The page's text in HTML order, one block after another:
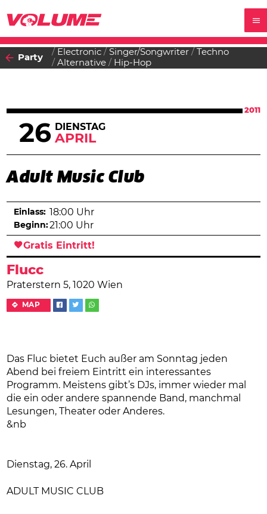
Party
Electronic Singer/Songwriter
Techno
Alternative
Hip-Hop
2011
26 DIENSTAG
APRIL
Adult Music Club
Flucc
Praterstern 5, 1020 Wien
MAP
Einlass: 18:00 Uhr
Beginn:21:00 Uhr
Gratis Eintritt!
Das Fluc bietet Euch außer am Sonntag jeden
Abend bei freiem Eintritt ein interessantes
Programm. Meistens gibt’s DJs, immer wieder mal
die ein oder andere spannende Band, manchmal
Lesungen, Theater oder Anderes.
&nb
Dienstag, 26. April
ADULT MUSIC CLUB